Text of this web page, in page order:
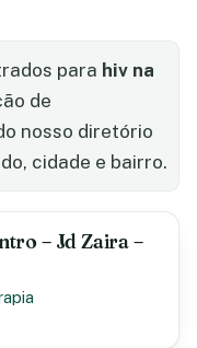
para hiv na
de
nosso diretório
cidade e bairro.
– Jd Zaira –